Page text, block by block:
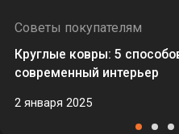
Советы покупателям
2 января 2025
Круглые ковры: 5
современный интерьер